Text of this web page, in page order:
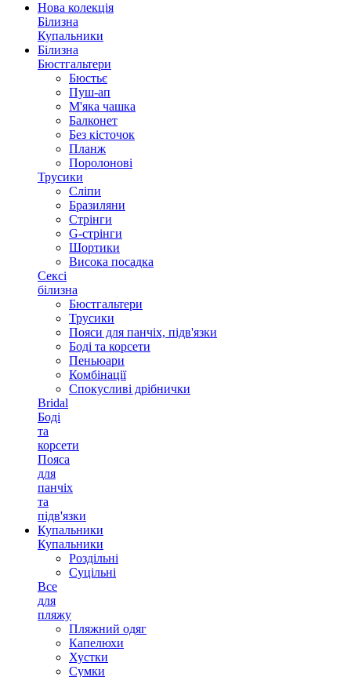
Нова колекція
Білизна
Купальники
Білизна
Бюстгальтери
Бюстьє
Пуш-ап
М'яка чашка
Балконет
Без кісточок
Планж
Поролонові
Трусики
Сліпи
Бразиляни
Стрінги
G-стрінги
Шортики
Висока посадка
Сексі
білизна
Бюстгальтери
Трусики
Пояси для панчіх, підв'язки
Боді та корсети
Пеньюари
Комбінації
Спокусливі дрібнички
Bridal
Боді
та
корсети
Пояса
для
панчіх
та
підв'язки
Купальники
Купальники
Роздільні
Суцільні
Все
для
пляжу
Пляжний одяг
Капелюхи
Хустки
Сумки